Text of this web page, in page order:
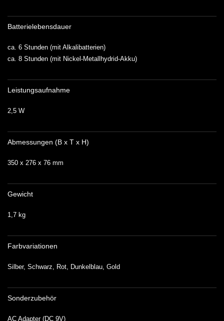
Batterielebensdauer
ca. 6 Stunden (mit Alkalibatterien)
ca. 8 Stunden (mit Nickel-Metallhydrid-Akku)
Leistungsaufnahme
2,5 W
Abmessungen (B x T x H)
350 x 276 x 76 mm
Gewicht
1,7 kg
Farbvariationen
Silber, Schwarz, Rot, Dunkelblau, Gold
Sonderzubehör
AC Adapter (DC 9V)